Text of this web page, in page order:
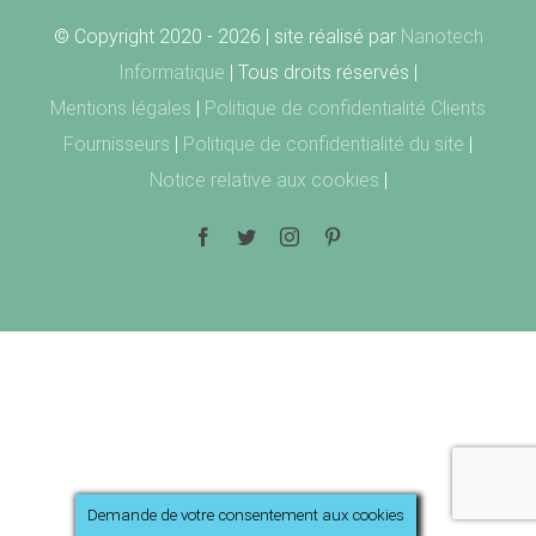
© Copyright 2020 - 2026 | site réalisé par Nanotech
Informatique | Tous droits réservés |
Mentions légales | Politique de confidentialité Clients
Fournisseurs | Politique de confidentialité du site |
Notice relative aux cookies |
Facebook
TwitterInstagram
Demande de votre consentement aux cookies